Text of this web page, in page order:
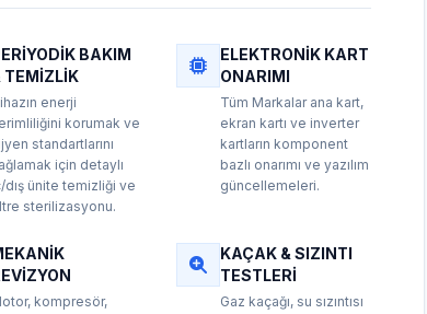
BAKIM
TEMIZLIK
enerji
korumak ve
standartlarını
için detaylı
dış ünite temizliği ve
sterilizasyonu.
ELEKTRONIK KART
ONARIMI
Tüm Markalar ana kart,
ekran kartı ve inverter
kartların komponent
bazlı onarımı ve yazılım
güncellemeleri.
kompresör,
KAÇAK & SIZINTI
TESTLERI
Gaz kaçağı, su sızıntısı